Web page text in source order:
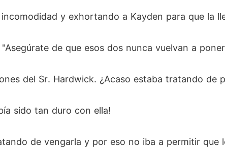
y exhortando a Kayden para que la
de que esos dos nunca vuelvan a
del Sr. Hardwick. ¿Acaso estaba tratando de
sido tan duro con ella!
de vengarla y por eso no iba a permitir